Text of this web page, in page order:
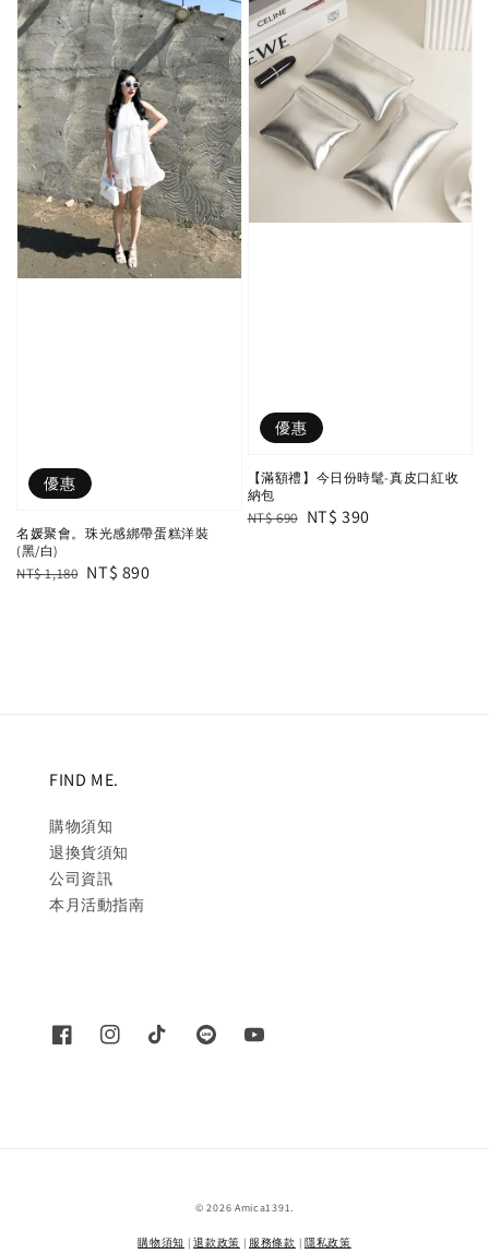
優惠
名媛聚會。珠光感綁帶蛋糕洋裝
(黑/白)
Regular
NT$ 1,180 Sale
NT$ 890
優惠
【滿額禮】今日份時髦-真皮口紅收
納包
Regular
NT$ 690 Sale
NT$ 390
FIND ME.
購物須知
退換貨須知
公司資訊
本月活動指南
© 2026 Amica1391.
購物須知 |退款政策 | 服務條款 | 隱私政策